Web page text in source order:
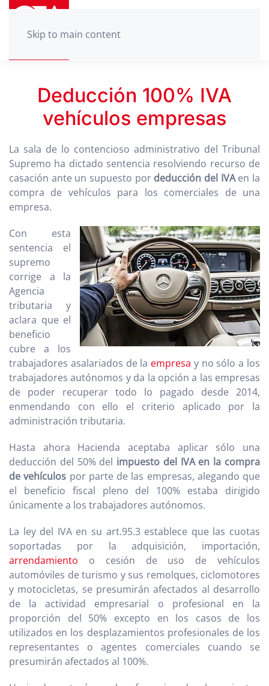
Skip to main content
Deducción 100% IVA
vehículos empresas
La sala de lo contencioso administrativo del Tribunal
Supremo ha dictado sentencia resolviendo recurso de
casación ante un supuesto por deducción del IVAen la
compra de vehículos para los comerciales de una
empresa.
Con esta
sentencia el
supremo
corrige a la
Agencia
tributaria y
aclara que el
beneficio
cubre a los
trabajadores asalariados de la empresa y no sólo a los
trabajadores autónomos y da la opción a las empresas
de poder recuperar todo lo pagado desde 2014,
enmendando con ello el criterio aplicado por la
administración tributaria.
Hasta ahora Hacienda aceptaba aplicar sólo una
deducción del 50% del impuesto del IVA en la compra
de vehículos por parte de las empresas, alegando que
el beneficio fiscal pleno del 100% estaba dirigido
únicamente a los trabajadores autónomos.
La ley del IVA en su art.95.3 establece que las cuotas
soportadas por la adquisición, importación,
arrendamiento o cesión de uso de vehículos
automóviles de turismo y sus remolques, ciclomotores
y motocicletas, se presumirán afectados al desarrollo
de la actividad empresarial o profesional en la
proporción del 50% excepto en los casos de los
utilizados en los desplazamientos profesionales de los
representantes o agentes comerciales cuando se
presumirán afectados al 100%.